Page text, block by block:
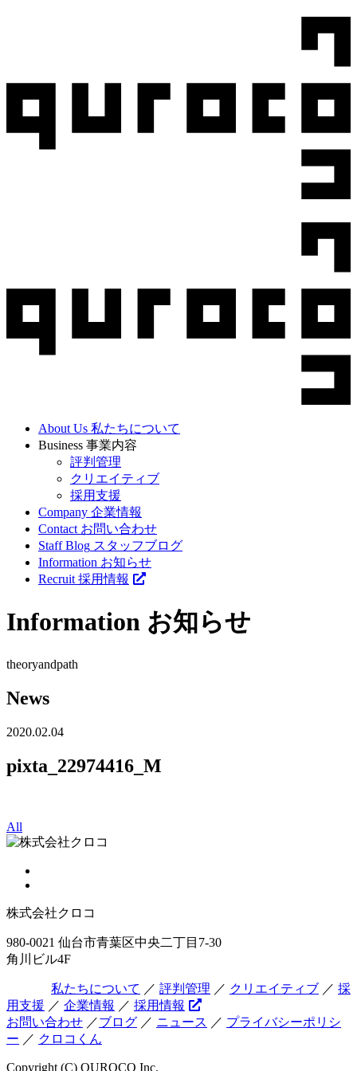
About Us 私たちについて
Business 事業内容
評判管理
クリエイティブ
採用支援
Company 企業情報
Contact お問い合わせ
Staff Blog スタッフブログ
Information お知らせ
Recruit 採用情報
Information お知らせ
theoryandpath
News
2020.02.04
pixta_22974416_M
All
株式会社クロコ
980-0021 仙台市青葉区中央二丁目7-30
角川ビル4F
私たちについて ／ 評判管理 ／ クリエイティブ ／ 採
用支援 ／ 企業情報 ／ 採用情報
お問い合わせ ／ブログ ／ ニュース ／ プライバシーポリシ
ー ／ クロコくん
Copyright (C) QUROCO Inc.